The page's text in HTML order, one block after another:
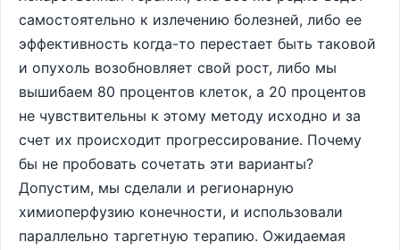
самостоятельно к излечению болезней, либо ее
эффективность когда-то перестает быть таковой
и опухоль возобновляет свой рост, либо мы
вышибаем 80 процентов клеток, а 20 процентов
не чувствительны к этому методу исходно и за
счет их происходит прогрессирование. Почему
бы не пробовать сочетать эти варианты?
Допустим, мы сделали и регионарную
химиоперфузию конечности, и использовали
параллельно таргетную терапию. Ожидаемая